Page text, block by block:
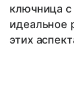
ключница
идеальное
этих